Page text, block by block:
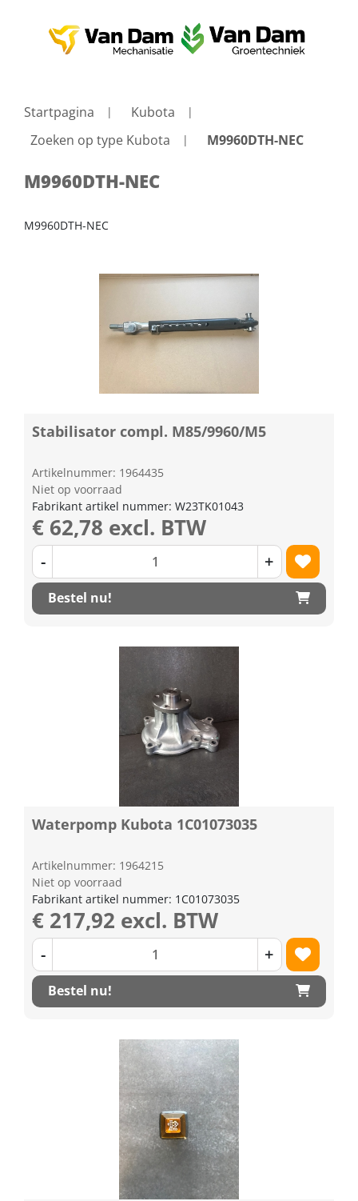
Startpagina
Kubota
Zoeken op type Kubota
M9960DTH-NEC
M9960DTH-NEC
M9960DTH-NEC
Stabilisator compl. M85/9960/M5
Artikelnummer: 1964435
Niet op voorraad
Fabrikant artikel nummer: W23TK01043
€ 62,78 excl. BTW
- +
Bestel nu!
Waterpomp Kubota 1C01073035
Artikelnummer: 1964215
Niet op voorraad
Fabrikant artikel nummer: 1C01073035
€ 217,92 excl. BTW
- +
Bestel nu!